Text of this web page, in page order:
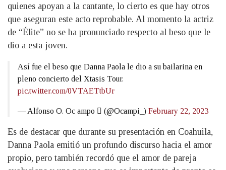
quienes apoyan a la cantante, lo cierto es que hay otros
que aseguran este acto reprobable. Al momento la actriz
de “Élite” no se ha pronunciado respecto al beso que le
dio a esta joven.
Así fue el beso que Danna Paola le dio a su bailarina en
pleno concierto del Xtasis Tour.
pic.twitter.com/0VTAETtbUr
— Alfonso O. Oc ampo  (@Ocampi_) February 22, 2023
Es de destacar que durante su presentación en Coahuila,
Danna Paola emitió un profundo discurso hacia el amor
propio, pero también recordó que el amor de pareja